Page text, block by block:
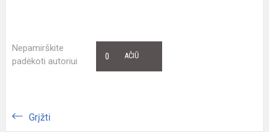
Nepamirškite
padėkoti autoriui
AČIŪ
0
Grįžti